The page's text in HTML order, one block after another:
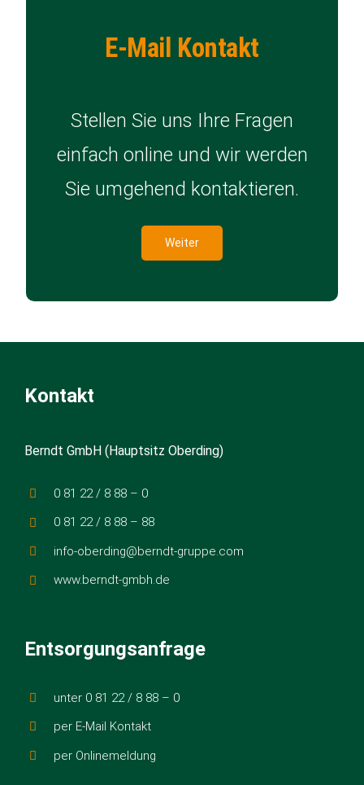
E-Mail Kontakt
Stellen Sie uns Ihre Fragen
einfach online und wir werden
Sie umgehend kontaktieren.
Weiter
Kontakt
Berndt GmbH (Hauptsitz Oberding)
0 81 22 / 8 88 – 0
0 81 22 / 8 88 – 88
info-oberding@berndt-gruppe.com
www.berndt-gmbh.de
Entsorgungsanfrage
unter 0 81 22 / 8 88 – 0
per E-Mail Kontakt
per Onlinemeldung